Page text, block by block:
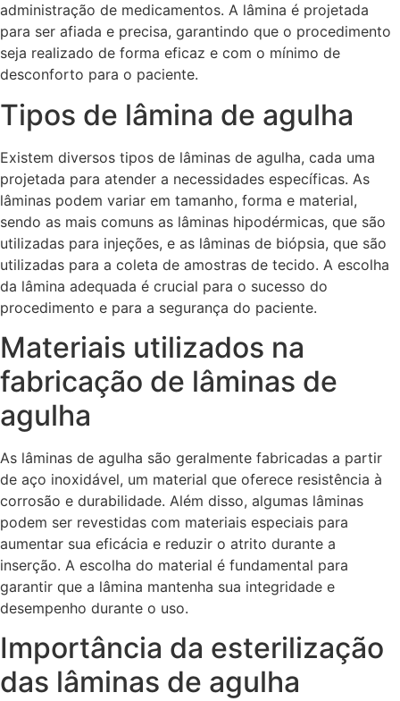
administração de medicamentos. A lâmina é projetada
para ser afiada e precisa, garantindo que o procedimento
seja realizado de forma eficaz e com o mínimo de
desconforto para o paciente.
Tipos de lâmina de agulha
Existem diversos tipos de lâminas de agulha, cada uma
projetada para atender a necessidades específicas. As
lâminas podem variar em tamanho, forma e material,
sendo as mais comuns as lâminas hipodérmicas, que são
utilizadas para injeções, e as lâminas de biópsia, que são
utilizadas para a coleta de amostras de tecido. A escolha
da lâmina adequada é crucial para o sucesso do
procedimento e para a segurança do paciente.
Materiais utilizados na
fabricação de lâminas de
agulha
As lâminas de agulha são geralmente fabricadas a partir
de aço inoxidável, um material que oferece resistência à
corrosão e durabilidade. Além disso, algumas lâminas
podem ser revestidas com materiais especiais para
aumentar sua eficácia e reduzir o atrito durante a
inserção. A escolha do material é fundamental para
garantir que a lâmina mantenha sua integridade e
desempenho durante o uso.
Importância da esterilização
das lâminas de agulha